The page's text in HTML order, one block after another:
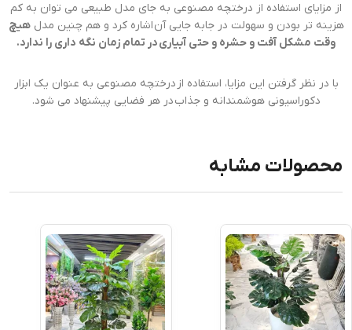
از مزایای استفاده از درختچه مصنوعی به جای مدل طبیعی می توان به کم
هزینه تر بودن و سهولت در جابه جایی آن اشاره کرد و هم چنین مدلهیچ
وقت مشکل آفت و حشره و حتی آبیاری در تمام زمان نگه داری را ندارد.
با در نظر گرفتن این مزایا، استفاده از درختچه مصنوعی به عنوان یک ابزار
دکوراسیونی هوشمندانه و جذاب در هر فضایی پیشنهاد می شود.
محصولات مشابه